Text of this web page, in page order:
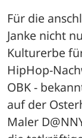
Für die
Janke nicht
Kulturerbe
HipHop-
OBK -
auf der
Maler